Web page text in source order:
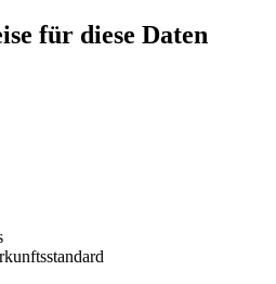
für diese Daten